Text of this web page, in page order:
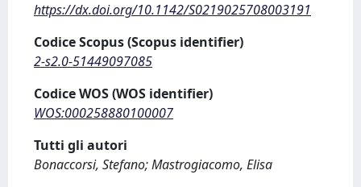
https://dx.doi.org/10.1142/S0219025708003191
Codice Scopus (Scopus identifier)
2-s2.0-51449097085
Codice WOS (WOS identifier)
WOS:000258880100007
Tutti gli autori
Bonaccorsi, Stefano; Mastrogiacomo, Elisa